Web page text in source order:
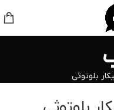
بلوتوثی